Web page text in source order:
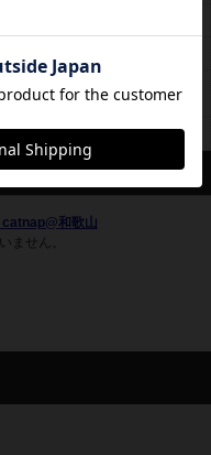
ない場合は早めにクローズするこ
和歌山
ません。